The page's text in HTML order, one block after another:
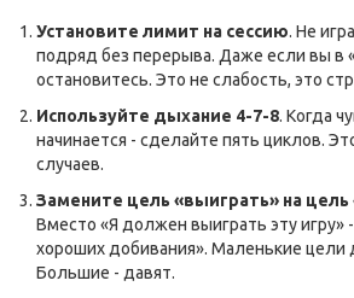
Установите лимит на сессию. Не
подряд без перерыва. Даже если вы в
остановитесь. Это не слабость, это
Используйте дыхание 4-7-8. Когда
начинается - сделайте пять циклов.
случаев.
Замените цель «выиграть» на
Вместо «Я должен выиграть эту игру»
хороших добивания». Маленькие цели
Большие - давят.